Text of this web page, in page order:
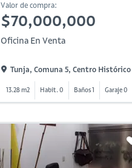
Valor de compra:
$70,000,000
Oficina En Venta
Tunja, Comuna 5, Centro Histórico
13.28 m2 Habit. 0 Baños 1 Garaje 0